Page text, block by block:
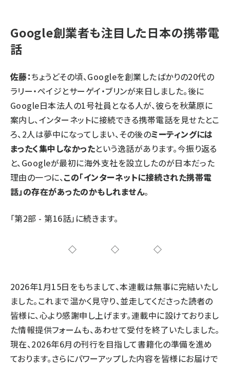
Google創業者も注目した日本の携帯電
話
佐藤：ちょうどその頃、Googleを創業したばかりの20代の
ラリー・ペイジとサーゲイ・ブリンが来日しました。後に
Google日本法人の1号社員となる人が、彼らを秋葉原に
案内し、インターネットに接続できる携帯電話を見せたとこ
ろ、2人は夢中になってしまい、その後のミーティングには
まったく集中しなかったという逸話があります。今振り返る
と、Googleが最初に海外支社を設立したのが日本だった
理由の一つに、この「インターネットに接続された携帯電
話」の存在があったのかもしれません。
「第2部 - 第16話」に続きます。
◇◇◇
2026年1月15日をもちまして、本連載は無事に完結いたし
ました。これまで温かく見守り、並走してくださった読者の
皆様に、心より感謝申し上げます。連載中に設けておりまし
た情報提供フォームも、あわせて受付を終了いたしました。
現在、2026年6月の刊行を目指して書籍化の準備を進め
ております。さらにパワーアップした内容を皆様にお届けで